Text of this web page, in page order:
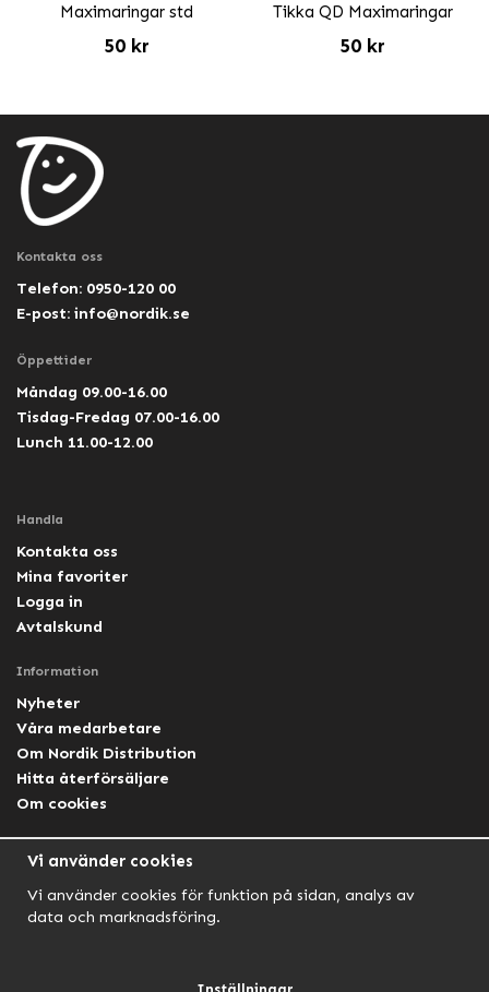
Maximaringar std
50 kr
Tikka QD Maximaringar
50 kr
Kontakta oss
Telefon: 0950-120 00
E-post: info@nordik.se
Öppettider
Måndag 09.00-16.00
Tisdag-Fredag 07.00-16.00
Lunch 11.00-12.00
Handla
Kontakta oss
Mina favoriter
Logga in
Avtalskund
Information
Nyheter
Våra medarbetare
Om Nordik Distribution
Hitta återförsäljare
Om cookies
Facebook Lightforce Sweden
Vi använder cookies
Vi använder cookies för funktion på sidan, analys av
data och marknadsföring.